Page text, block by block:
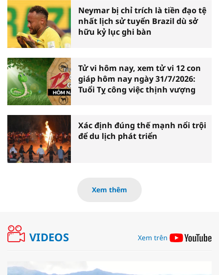
Neymar bị chỉ trích là tiền đạo tệ
nhất lịch sử tuyển Brazil dù sở
hữu kỷ lục ghi bàn
Tử vi hôm nay, xem tử vi 12 con
giáp hôm nay ngày 31/7/2026:
Tuổi Tỵ công việc thịnh vượng
Xác định đúng thế mạnh nổi trội
để du lịch phát triển
Xem thêm
VIDEOS Xem trên